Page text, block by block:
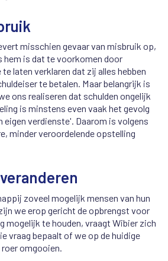
misschien gevaar van misbruik op,
hem is dat te voorkomen door
laten verklaren dat zij alles hebben
te betalen. Maar belangrijk is
ons realiseren dat schulden ongelijk
is minstens even vaak het gevolg
eigen verdienste'. Daarom is volgens
minder veroordelende opstelling
zoveel mogelijk mensen van hun
we erop gericht de opbrengst voor
mogelijk te houden, vraagt Wibier zich
vraag bepaalt of we op de huidige
omgooien.